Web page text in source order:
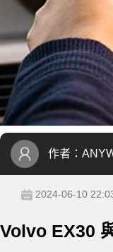
作者：
2024-06-10
Volvo EX30